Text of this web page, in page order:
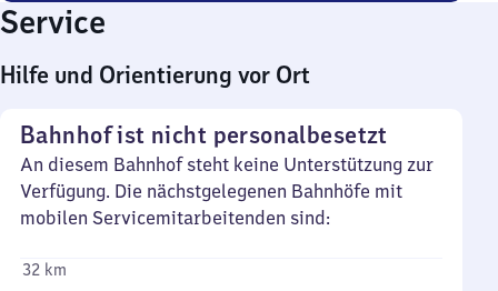
Service
Hilfe und Orientierung vor Ort
Bahnhof ist nicht personalbesetzt
An diesem Bahnhof steht keine Unterstützung zur
Verfügung. Die nächstgelegenen Bahnhöfe mit
mobilen Servicemitarbeitenden sind:
32 km